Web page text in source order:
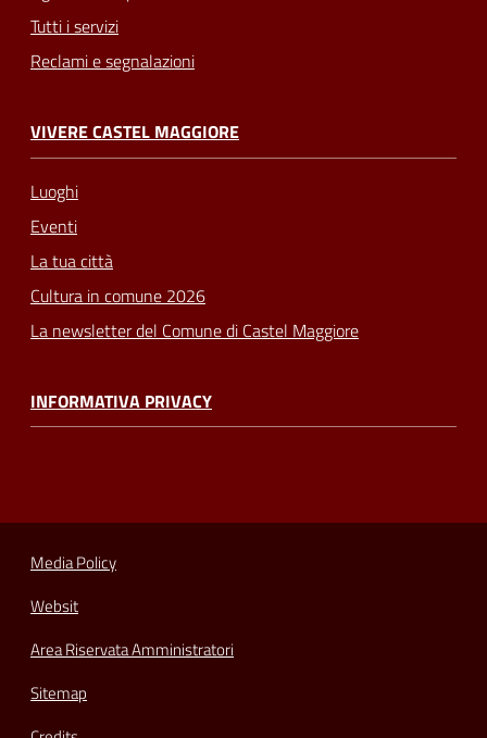
Tutti i servizi
Reclami e segnalazioni
VIVERE CASTEL MAGGIORE
Luoghi
Eventi
La tua città
Cultura in comune 2026
La newsletter del Comune di Castel Maggiore
INFORMATIVA PRIVACY
Media Policy
Websit
Area Riservata Amministratori
Sitemap